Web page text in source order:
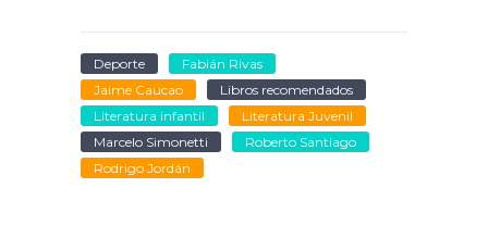
Deporte
Fabián Rivas
Jaime Caucao
Libros recomendados
Literatura infantil
Literatura Juvenil
Marcelo Simonetti
Roberto Santiago
Rodrigo Jordán